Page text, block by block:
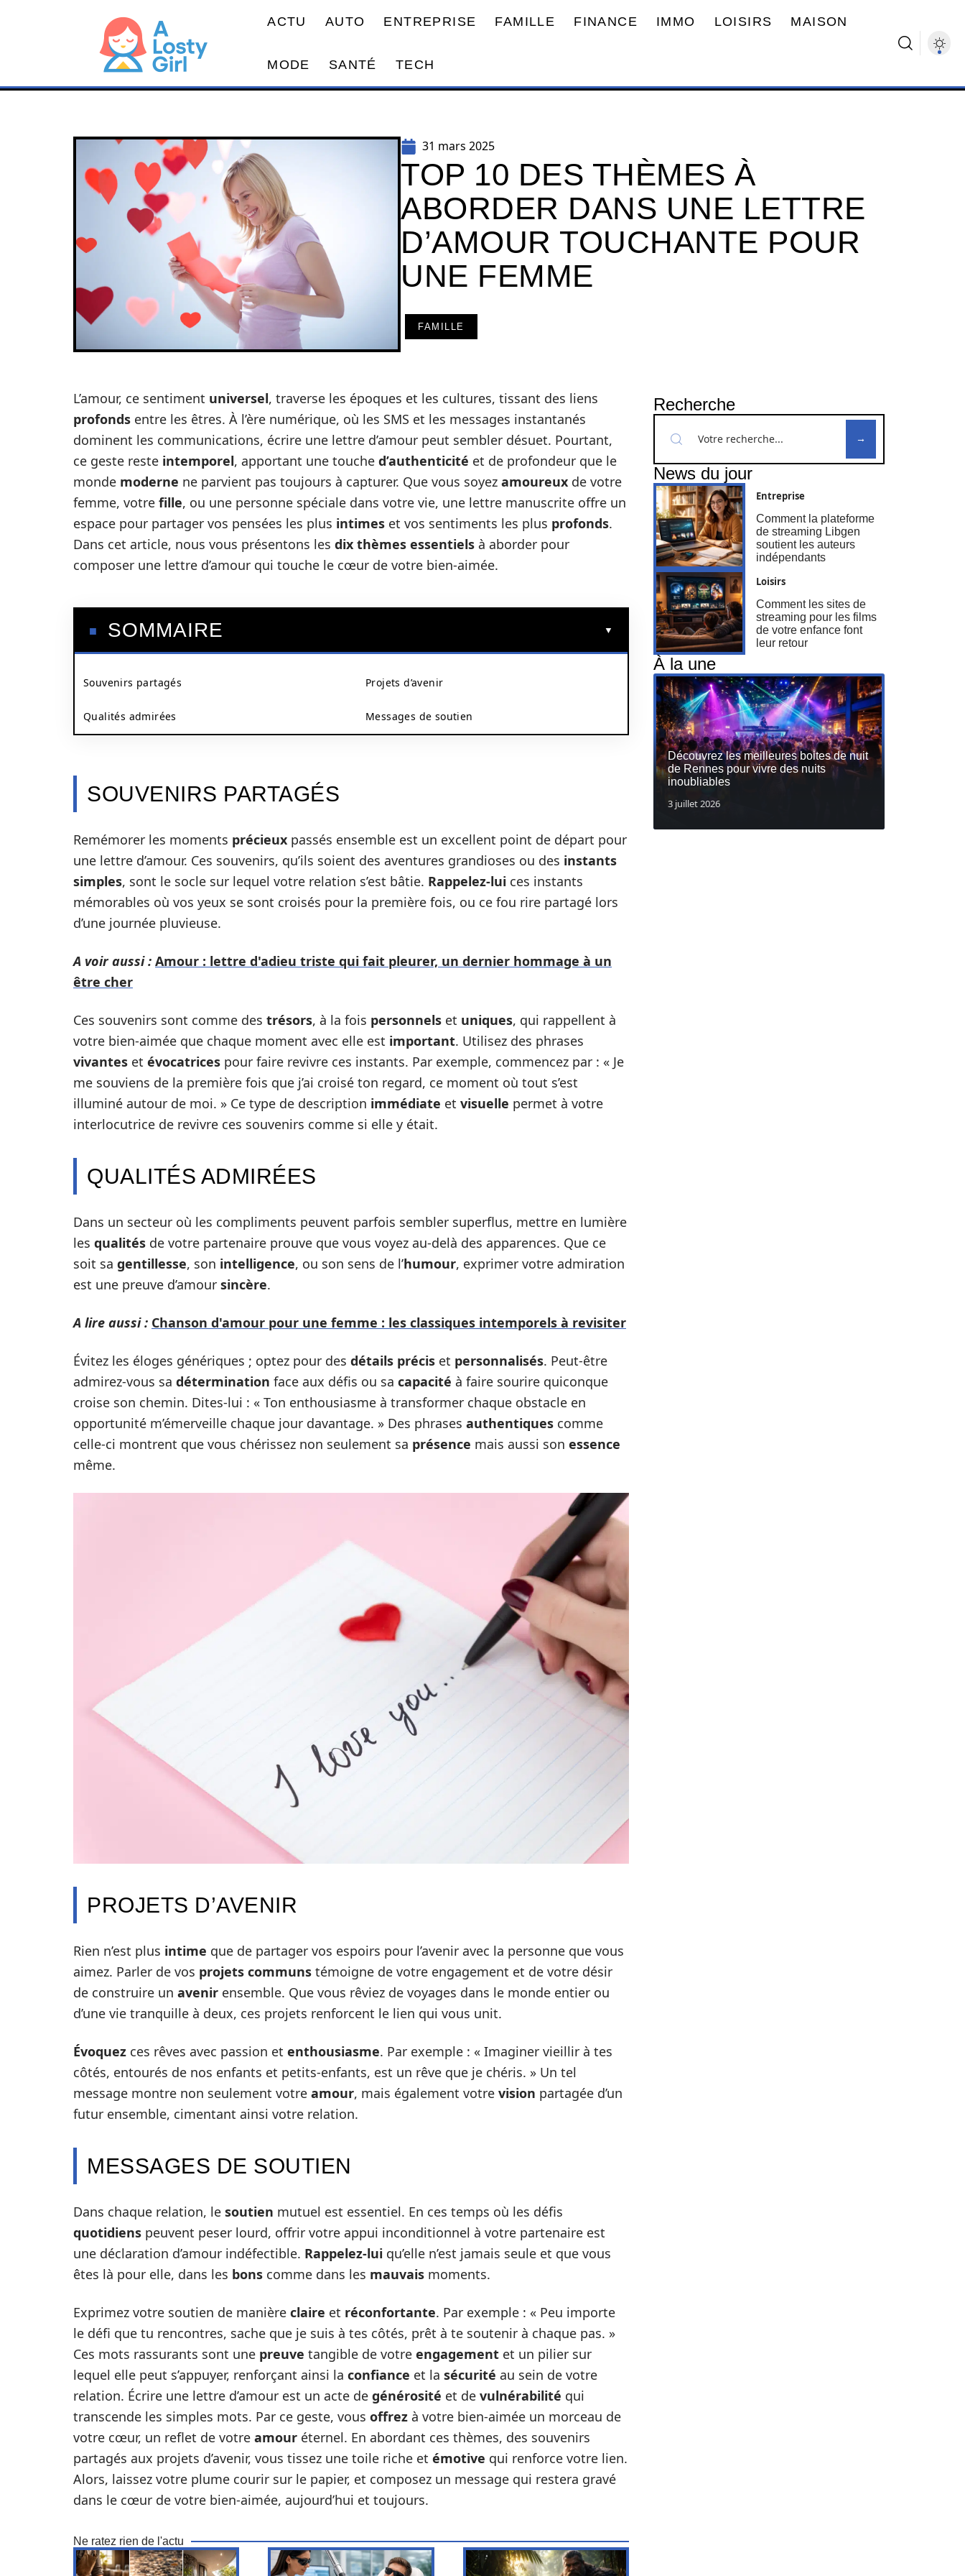
ACTU AUTO ENTREPRISE FAMILLE FINANCE IMMO LOISIRS MAISON
MODE SANTÉ TECH
31 mars 2025
TOP 10 DES THÈMES À
ABORDER DANS UNE LETTRE
D’AMOUR TOUCHANTE POUR
UNE FEMME
FAMILLE
L’amour, ce sentiment universel, traverse les époques et les cultures, tissant des liens
profonds entre les êtres. À l’ère numérique, où les SMS et les messages instantanés
dominent les communications, écrire une lettre d’amour peut sembler désuet. Pourtant,
ce geste reste intemporel, apportant une touche d’authenticité et de profondeur que le
monde moderne ne parvient pas toujours à capturer. Que vous soyez amoureux de votre
femme, votre fille, ou une personne spéciale dans votre vie, une lettre manuscrite offre un
espace pour partager vos pensées les plus intimes et vos sentiments les plus profonds.
Dans cet article, nous vous présentons les dix thèmes essentiels à aborder pour
composer une lettre d’amour qui touche le cœur de votre bien-aimée.
SOMMAIRE
Souvenirs partagés
Qualités admirées
Projets d’avenir
Messages de soutien
SOUVENIRS PARTAGÉS
Remémorer les moments précieux passés ensemble est un excellent point de départ pour
une lettre d’amour. Ces souvenirs, qu’ils soient des aventures grandioses ou des instants
simples, sont le socle sur lequel votre relation s’est bâtie. Rappelez-lui ces instants
mémorables où vos yeux se sont croisés pour la première fois, ou ce fou rire partagé lors
d’une journée pluvieuse.
A voir aussi : Amour : lettre d'adieu triste qui fait pleurer, un dernier hommage à un
être cher
Ces souvenirs sont comme des trésors, à la fois personnels et uniques, qui rappellent à
votre bien-aimée que chaque moment avec elle est important. Utilisez des phrases
vivantes et évocatrices pour faire revivre ces instants. Par exemple, commencez par : « Je
me souviens de la première fois que j’ai croisé ton regard, ce moment où tout s’est
illuminé autour de moi. » Ce type de description immédiate et visuelle permet à votre
interlocutrice de revivre ces souvenirs comme si elle y était.
QUALITÉS ADMIRÉES
Dans un secteur où les compliments peuvent parfois sembler superflus, mettre en lumière
les qualités de votre partenaire prouve que vous voyez au-delà des apparences. Que ce
soit sa gentillesse, son intelligence, ou son sens de l’humour, exprimer votre admiration
est une preuve d’amour sincère.
A lire aussi : Chanson d'amour pour une femme : les classiques intemporels à revisiter
Évitez les éloges génériques ; optez pour des détails précis et personnalisés. Peut-être
admirez-vous sa détermination face aux défis ou sa capacité à faire sourire quiconque
croise son chemin. Dites-lui : « Ton enthousiasme à transformer chaque obstacle en
opportunité m’émerveille chaque jour davantage. » Des phrases authentiques comme
celle-ci montrent que vous chérissez non seulement sa présence mais aussi son essence
même.
PROJETS D’AVENIR
Rien n’est plus intime que de partager vos espoirs pour l’avenir avec la personne que vous
aimez. Parler de vos projets communs témoigne de votre engagement et de votre désir
de construire un avenir ensemble. Que vous rêviez de voyages dans le monde entier ou
d’une vie tranquille à deux, ces projets renforcent le lien qui vous unit.
Évoquez ces rêves avec passion et enthousiasme. Par exemple : « Imaginer vieillir à tes
côtés, entourés de nos enfants et petits-enfants, est un rêve que je chéris. » Un tel
message montre non seulement votre amour, mais également votre vision partagée d’un
futur ensemble, cimentant ainsi votre relation.
MESSAGES DE SOUTIEN
Dans chaque relation, le soutien mutuel est essentiel. En ces temps où les défis
quotidiens peuvent peser lourd, offrir votre appui inconditionnel à votre partenaire est
une déclaration d’amour indéfectible. Rappelez-lui qu’elle n’est jamais seule et que vous
êtes là pour elle, dans les bons comme dans les mauvais moments.
Exprimez votre soutien de manière claire et réconfortante. Par exemple : « Peu importe
le défi que tu rencontres, sache que je suis à tes côtés, prêt à te soutenir à chaque pas. »
Ces mots rassurants sont une preuve tangible de votre engagement et un pilier sur
lequel elle peut s’appuyer, renforçant ainsi la confiance et la sécurité au sein de votre
relation. Écrire une lettre d’amour est un acte de générosité et de vulnérabilité qui
transcende les simples mots. Par ce geste, vous offrez à votre bien-aimée un morceau de
votre cœur, un reflet de votre amour éternel. En abordant ces thèmes, des souvenirs
partagés aux projets d’avenir, vous tissez une toile riche et émotive qui renforce votre lien.
Alors, laissez votre plume courir sur le papier, et composez un message qui restera gravé
dans le cœur de votre bien-aimée, aujourd’hui et toujours.
Ne ratez rien de l'actu
Recherche
News du jour
Entreprise
Comment la plateforme
de streaming Libgen
soutient les auteurs
indépendants
Loisirs
Comment les sites de
streaming pour les films
de votre enfance font
leur retour
À la une
Découvrez les meilleures boites de nuit
de Rennes pour vivre des nuits
inoubliables
3 juillet 2026